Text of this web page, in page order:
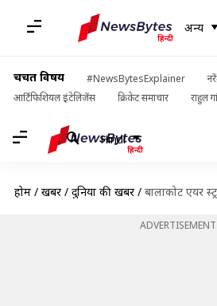
अन्य
चर्चित विषय #NewsBytesExplainer
आर्टिफिशियल इंटेलिजेंस
क्रिकेट समाचार राहुल
Hindi
होम / खबरें / दुनिया की खबरें / बालाकोट एयर स्ट्राइक के
ADVERTISEMENT